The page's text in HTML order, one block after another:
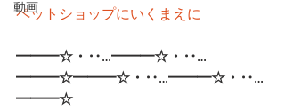
動画
ペットショップにいくまえに
━━━☆・‥…━━━☆・‥…
━━━☆━━━☆・‥…━━━☆・‥…
━━━☆